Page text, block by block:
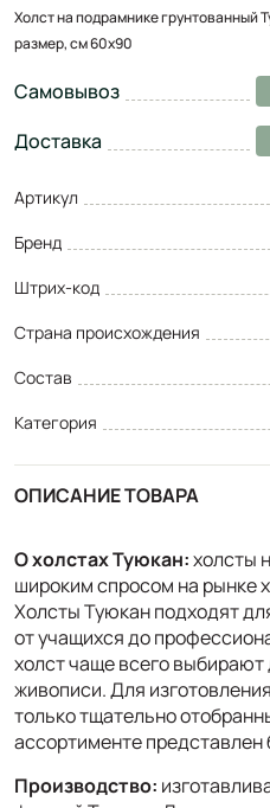
Холст на подрамнике грунтованный
размер, см 60х90
Самовывоз
Доставка
Артикул
Бренд
Штрих-код
Страна происхождения
Состав
Категория
ОПИСАНИЕ ТОВАРА
О холстах Туюкан:холсты
широким спросом на рынке
Холсты Туюкан подходят
от учащихся до
холст чаще всего выбирают
живописи. Для
только тщательно
ассортименте
Производство: